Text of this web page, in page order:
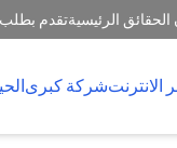
الحقائق الرئيسيةتقدم
شركة كبرى